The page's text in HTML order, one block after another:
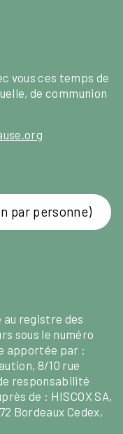
vous ces temps de
de communion
par personne)
au registre des
sous le numéro
apportée par :
8/10 rue
responsabilité
de : HISCOX SA,
Bordeaux Cedex,